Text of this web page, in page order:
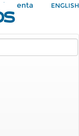
Mi Cuenta ENGLISH